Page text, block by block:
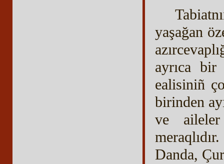
yaşağan
ayrıca
ealisiniñ
birinden
ve aileler
Danda,